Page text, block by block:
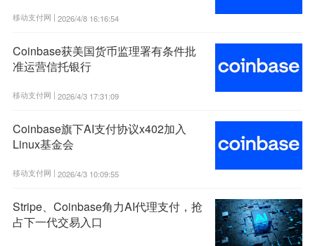
移动支付网 | 2026/4/8 16:16:54
Coinbase获美国货币监理署有条件批
准运营信托银行
移动支付网 | 2026/4/3 17:31:09
Coinbase旗下AI支付协议x402加入
Linux基金会
移动支付网 | 2026/4/3 10:09:55
Stripe、Coinbase角力AI代理支付，抢
占下一代交易入口